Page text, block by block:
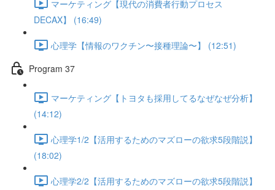
マーケティング【現代の消費者行動プロセス
DECAX】 (16:49)
心理学【情報のワクチン〜接種理論〜】 (12:51)
Program 37
マーケティング【トヨタも採用してるなぜなぜ分析】
(14:12)
心理学1/2【活用するためのマズローの欲求5段階説】
(18:02)
心理学2/2【活用するためのマズローの欲求5段階説】